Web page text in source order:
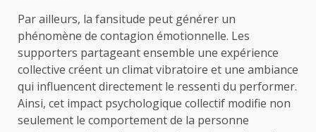
Par ailleurs, la fansitude peut générer un
phénomène de contagion émotionnelle. Les
supporters partageant ensemble une expérience
collective créent un climat vibratoire et une ambiance
qui influencent directement le ressenti du performer.
Ainsi, cet impact psychologique collectif modifie non
seulement le comportement de la personne